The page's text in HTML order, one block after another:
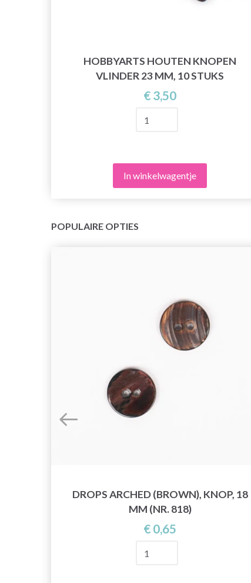
HOBBYARTS HOUTEN KNOPEN
VLINDER 23 MM, 10 STUKS
€ 3,50
In winkelwagentje
POPULAIRE OPTIES
DROPS ARCHED (BROWN), KNOP, 18
MM (NR. 818)
€ 0,65